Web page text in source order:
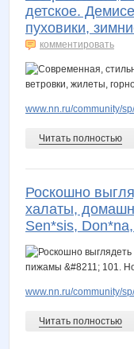
детское.
пуховики,
комментировать
www.nn.ru/community/
Читать полностью
Роскошно
халаты,
Sen*sis,
www.nn.ru/community/
Читать полностью